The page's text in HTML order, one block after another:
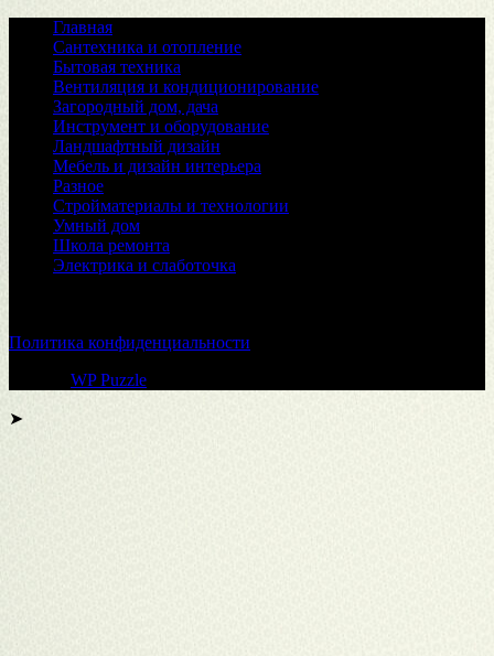
Главная
Сантехника и отопление
Бытовая техника
Вентиляция и кондиционирование
Загородный дом, дача
Инструмент и оборудование
Ландшафтный дизайн
Мебель и дизайн интерьера
Разное
Стройматериалы и технологии
Умный дом
Школа ремонта
Электрика и слаботочка
Политика конфиденциальности
WP Puzzle
➤